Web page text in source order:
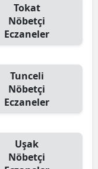
Tokat
Nöbetçi
Eczaneler
Tunceli
Nöbetçi
Eczaneler
Uşak
Nöbetçi